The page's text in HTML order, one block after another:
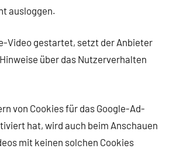
ausloggen.
Video gestartet, setzt der Anbieter
über das Nutzerverhalten
von Cookies für das Google-Ad-
hat, wird auch beim Anschauen
mit keinen solchen Cookies